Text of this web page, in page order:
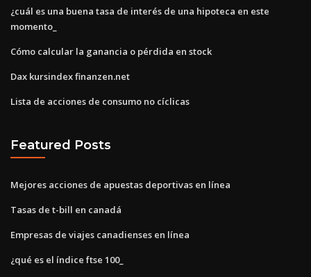
¿cuál es una buena tasa de interés de una hipoteca en este
momento_
Cómo calcular la ganancia o pérdida en stock
Dax kursindex finanzen.net
Lista de acciones de consumo no cíclicas
Featured Posts
Mejores acciones de apuestas deportivas en línea
Tasas de t-bill en canadá
Empresas de viajes canadienses en línea
¿qué es el índice ftse 100_